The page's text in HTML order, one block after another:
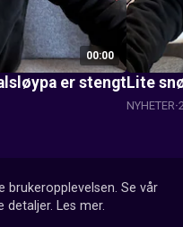
00:00
er stengtLite
NYHETER
Se vår
detaljer. Les mer.